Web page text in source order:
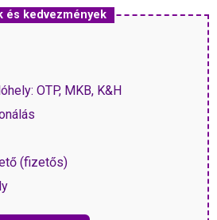
és kedvezmények
OTP, MKB, K&H
(fizetős)